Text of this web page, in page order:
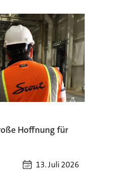
Hoffnung für
13. Juli 2026